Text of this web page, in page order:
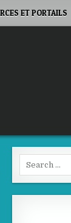
ET PORTAILS